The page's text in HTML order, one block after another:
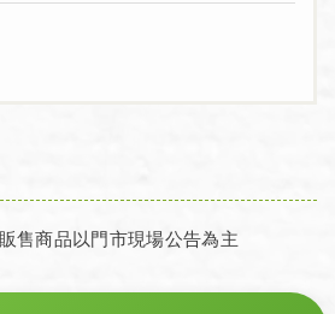
售商品以門市現場公告為主